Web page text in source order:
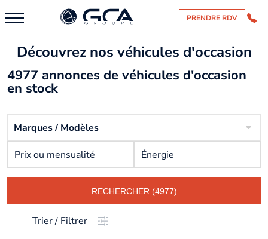
PRENDRE RDV
Découvrez nos véhicules d'occasion
4977 annonces de véhicules d'occasion
en stock
Marques / Modèles
Prix ou mensualité Énergie
RECHERCHER (4977)
Trier / Filtrer